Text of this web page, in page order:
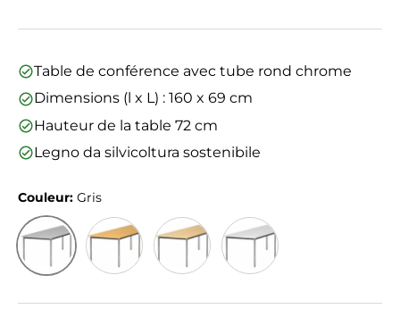
Table de conférence avec tube rond chrome
Dimensions (l x L) : 160 x 69 cm
Hauteur de la table 72 cm
Legno da silvicoltura sostenibile
Couleur: Gris
Gris